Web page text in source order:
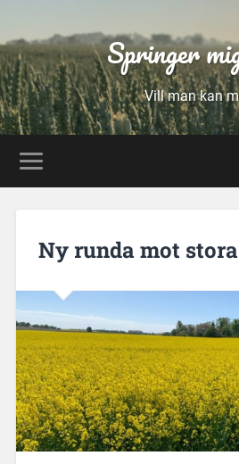
Springer
Vill man kan
Ny runda mot